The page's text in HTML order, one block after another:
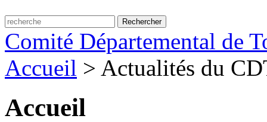
Comité Départemental de
Accueil > Actualités du
Accueil